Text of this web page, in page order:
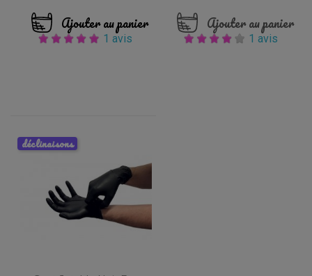
Ajouter au panier
1 avis
Ajouter au panier
1 avis
déclinaisons